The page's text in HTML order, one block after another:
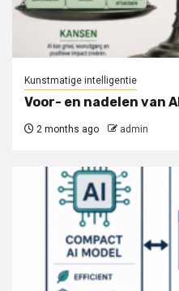
Kunstmatige intelligentie
Voor- en nadelen van AI
2 months ago admin